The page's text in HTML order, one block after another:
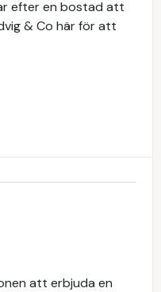
efter en bostad att
& Co här för att
att erbjuda en